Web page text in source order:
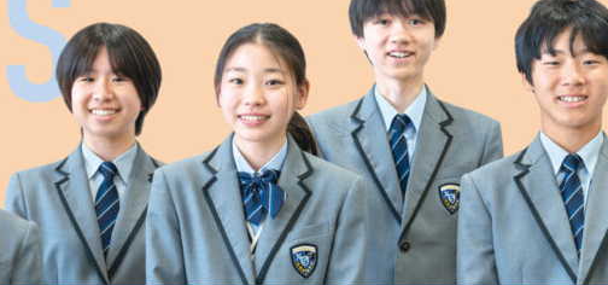
学校長挨拶 保護者会 災害時の対応
海外研修 体験型学習 探究活動
生徒の心得
部活動ガイドライン 学校評価 財務報告
説明会のご案内 WEB出願等の手続き